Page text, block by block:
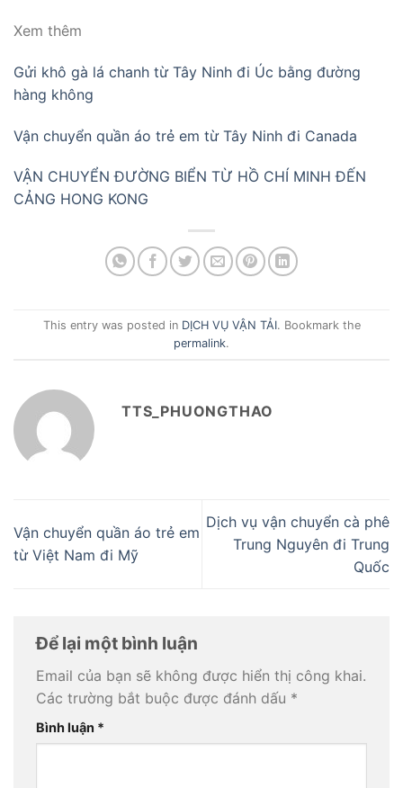
Xem thêm
Gửi khô gà lá chanh từ Tây Ninh đi Úc bằng đường
hàng không
Vận chuyển quần áo trẻ em từ Tây Ninh đi Canada
VẬN CHUYỂN ĐƯỜNG BIỂN TỪ HỒ CHÍ MINH ĐẾN
CẢNG HONG KONG
This entry was posted in DỊCH VỤ VẬN TẢI. Bookmark the
permalink.
TTS_PHUONGTHAO
Vận chuyển quần áo trẻ em
từ Việt Nam đi Mỹ
Dịch vụ vận chuyển cà phê
Trung Nguyên đi Trung
Quốc
Để lại một bình luận
Email của bạn sẽ không được hiển thị công khai.
Các trường bắt buộc được đánh dấu *
Bình luận *